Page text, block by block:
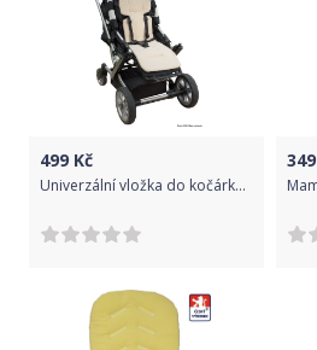
499 Kč
Univerzální vložka do kočárku a autosedačky ByBoom Comfort Béžová 2020
349